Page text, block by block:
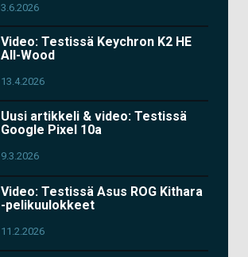
3.6.2026
Video: Testissä Keychron K2 HE
All-Wood
13.4.2026
Uusi artikkeli & video: Testissä
Google Pixel 10a
9.3.2026
Video: Testissä Asus ROG Kithara
-pelikuulokkeet
11.2.2026